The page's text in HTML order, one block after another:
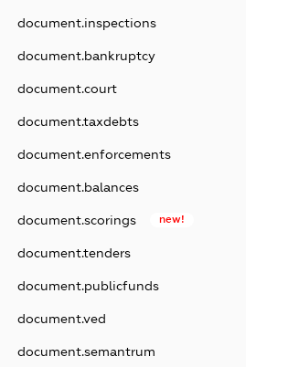
document.inspections
document.bankruptcy
document.court
document.taxdebts
document.enforcements
document.balances
document.scorings new!
document.tenders
document.publicfunds
document.ved
document.semantrum